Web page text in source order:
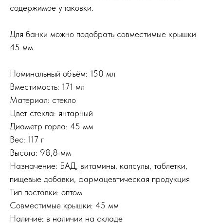
содержимое упаковки.
Для банки можно подобрать совместимые крышки
45 мм.
Номинальный объём: 150 мл
Вместимость: 171 мл
Материал: стекло
Цвет стекла: янтарный
Диаметр горла: 45 мм
Вес: 117 г
Высота: 98,8 мм
Назначение: БАД, витамины, капсулы, таблетки,
пищевые добавки, фармацевтическая продукция
Тип поставки: оптом
Совместимые крышки: 45 мм
Наличие: в наличии на складе